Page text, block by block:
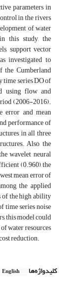
parameters in
in the rivers
of water
this study, the
support vector
investigated to
the Cumberland
time series DO of
using flow and
(2006-2016).
error and mean
performance of
in all three
Also, the
wavelet neural
(0.960), the
mean error of
the applied
of the high ability
time series noise
this model could
water resources
reduction.
کلیدواژه‌ها English